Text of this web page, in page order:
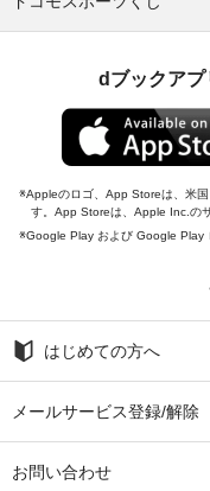
dブックアプ
Appleのロゴ、App Storeは、米
す。App Storeは、Apple Inc.の
Google Play および Google Play
はじめての方へ
メールサービス登録/解除
お問い合わせ